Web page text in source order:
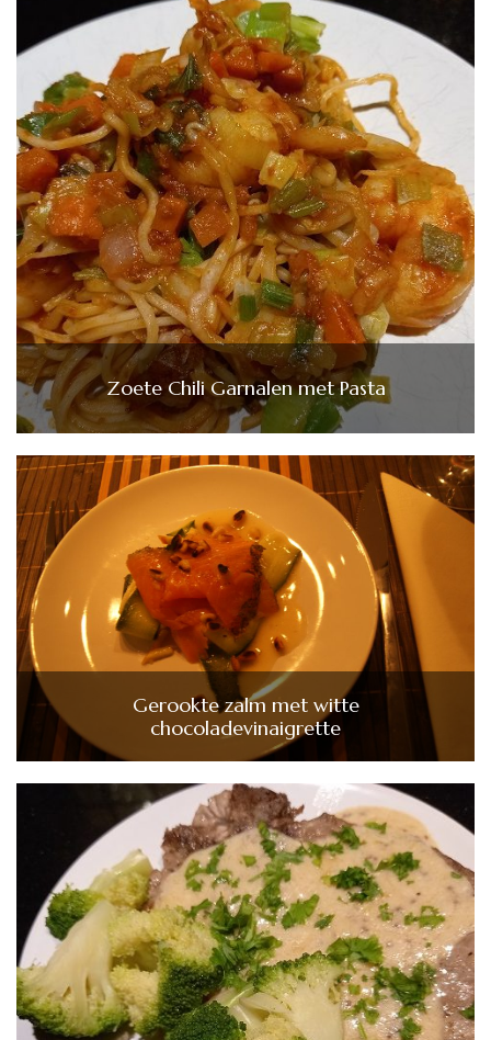
Zoete Chili Garnalen met Pasta
Gerookte zalm met witte
chocoladevinaigrette